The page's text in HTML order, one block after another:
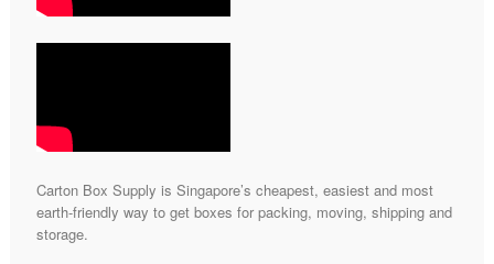
Carton Box Supply is Singapore’s cheapest, easiest and most
earth-friendly way to get boxes for packing, moving, shipping and
storage.